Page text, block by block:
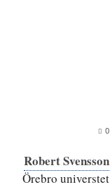
0
Robert Svensson
Örebro universtet